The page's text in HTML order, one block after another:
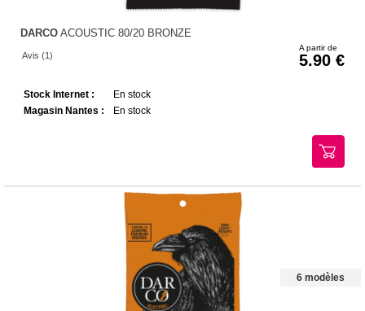
DARCO ACOUSTIC 80/20 BRONZE
Avis (1)
A partir de
5.90
Stock Internet :
En stock
Magasin Nantes :
En stock
6 modèles